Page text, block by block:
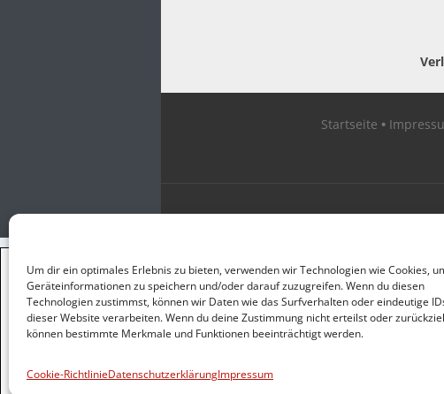
Um dir ein optimales Erlebnis zu bieten, verwenden wir Technologien wie Cookies,
Geräteinformationen zu speichern und/oder darauf zuzugreifen. Wenn du diesen
Technologien zustimmst, können wir Daten wie das Surfverhalten oder eindeutige
dieser Website verarbeiten. Wenn du deine Zustimmung nicht erteilst oder
können bestimmte Merkmale und Funktionen beeinträchtigt werden.
Cookie-RichtlinieDatenschutzerklärungImpressum
Startseite
E-Mail
GUTER JOURNALISMUS
KOSTET GELD
HINTERGRUND
×